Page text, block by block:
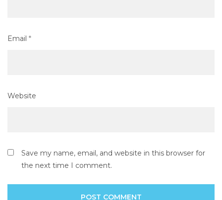
Email *
Website
Save my name, email, and website in this browser for
the next time I comment.